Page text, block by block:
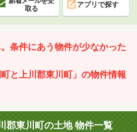
取る
アプリで探す
条件にあう物件が少なかった
と上川郡東川町」の物件情報
郡東川町の土地 物件一覧